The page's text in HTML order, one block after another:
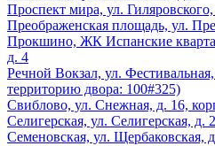
Проспект мира, ул.
Преображенская площадь, ул.
Прокшино, ЖК Испанские
д. 4
Речной Вокзал, ул.
территорию двора: 100#325)
Свиблово, ул. Снежная, д. 16,
Селигерская, ул. Селигерская, д.
Семеновская, ул. Щербаковская,